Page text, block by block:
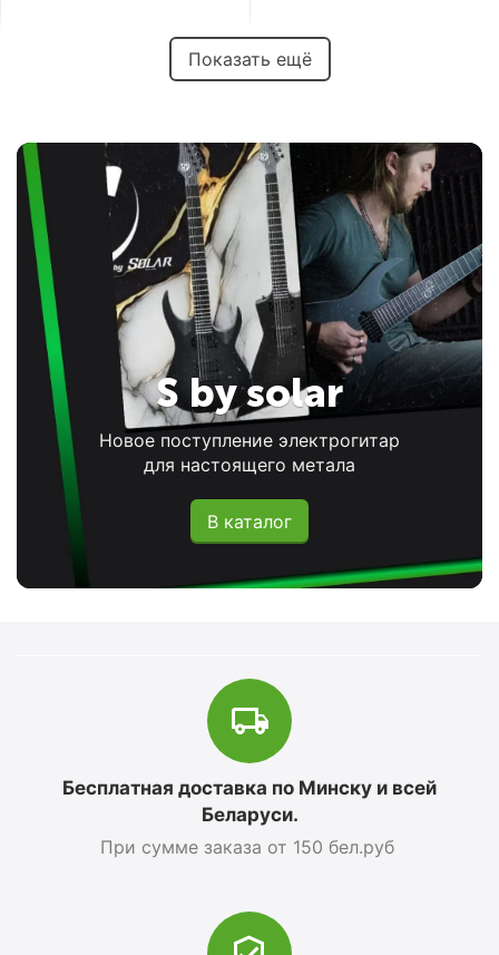
Показать ещё
S by solar
Новое поступление электрогитар
для настоящего метала
В каталог
Бесплатная доставка по Минску и всей
Беларуси.
При сумме заказа от 150 бел.руб